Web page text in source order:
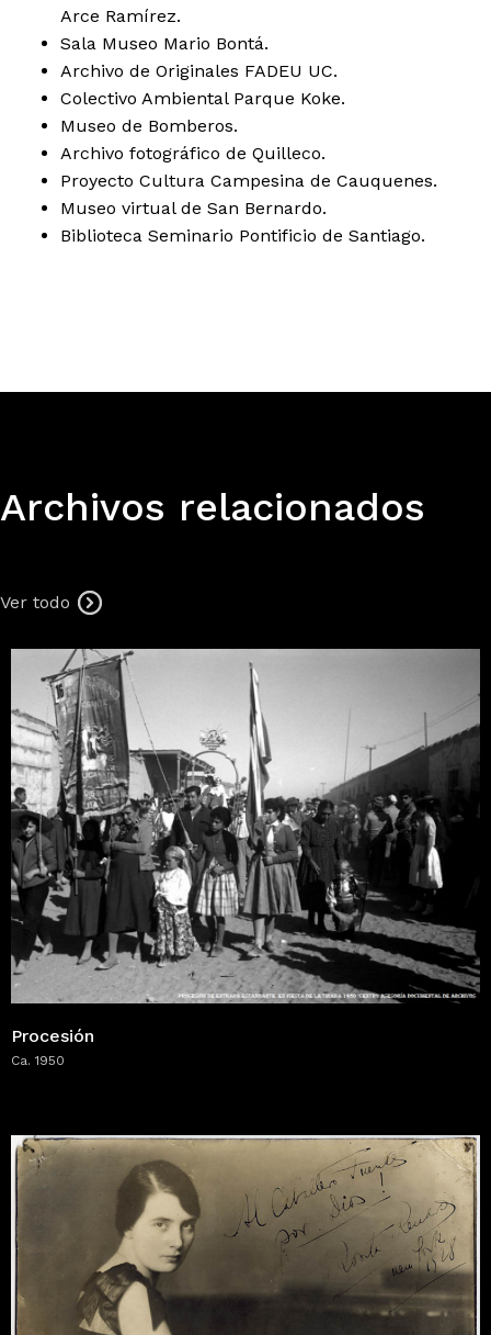
Arce Ramírez.
Sala Museo Mario Bontá.
Archivo de Originales FADEU UC.
Colectivo Ambiental Parque Koke.
Museo de Bomberos.
Archivo fotográfico de Quilleco.
Proyecto Cultura Campesina de Cauquenes.
Museo virtual de San Bernardo.
Biblioteca Seminario Pontificio de Santiago.
Archivos relacionados
Ver todo
Procesión
Ca. 1950